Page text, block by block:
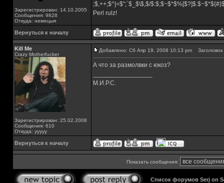
Зарегистрирован: 14.10.2005
Сообщения: 9828
Откуда: немецыя
;$,++;$^|=$";`$_$\$,$/
Perl rulz!
Вернуться к началу
Kill Me
Crazy Motherfucker
Зарегистрирован: 25.02.2008
Сообщения: 610
Откуда: ууууу
Добавлено: Сб Апр 19, 2008 10:13 pm
А что за размолвки с юкоз?
М.И.Р.С.
Вернуться к началу
Показать сообщения:
Список форумов Serj on